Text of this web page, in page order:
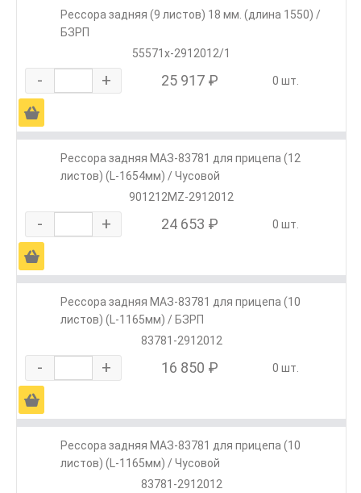
Рессора задняя (9 листов) 18 мм. (длина 1550) /
БЗРП
55571х-2912012/1
- + 25 917 ₽ 0 шт.
Ä
Рессора задняя МАЗ-83781 для прицепа (12
листов) (L-1654мм) / Чусовой
901212MZ-2912012
- + 24 653 ₽ 0 шт.
Ä
Рессора задняя МАЗ-83781 для прицепа (10
листов) (L-1165мм) / БЗРП
83781-2912012
- + 16 850 ₽ 0 шт.
Ä
Рессора задняя МАЗ-83781 для прицепа (10
листов) (L-1165мм) / Чусовой
83781-2912012